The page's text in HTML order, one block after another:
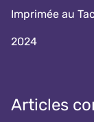
Imprimée au
2024
Articles